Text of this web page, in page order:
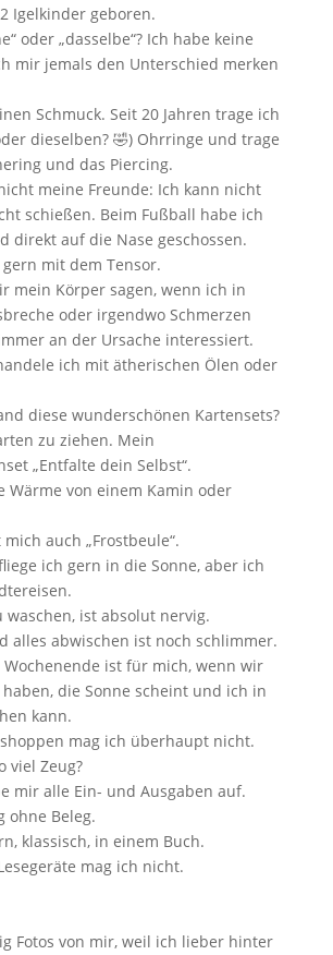
Igelkinder geboren.
oder „dasselbe“? Ich habe keine
mir jemals den Unterschied merken
Schmuck. Seit 20 Jahren trage ich
dieselben? 🤣) Ohrringe und trage
und das Piercing.
meine Freunde: Ich kann nicht
schießen. Beim Fußball habe ich
direkt auf die Nase geschossen.
mit dem Tensor.
mein Körper sagen, wenn ich in
oder irgendwo Schmerzen
an der Ursache interessiert.
ich mit ätherischen Ölen oder
diese wunderschönen Kartensets?
zu ziehen. Mein
„Entfalte dein Selbst“.
Wärme von einem Kamin oder
auch „Frostbeule“.
ich gern in die Sonne, aber ich
waschen, ist absolut nervig.
alles abwischen ist noch schlimmer.
Wochenende ist für mich, wenn wir
die Sonne scheint und ich in
kann.
mag ich überhaupt nicht.
viel Zeug?
mir alle Ein- und Ausgaben auf.
ohne Beleg.
klassisch, in einem Buch.
mag ich nicht.
Fotos von mir, weil ich lieber hinter